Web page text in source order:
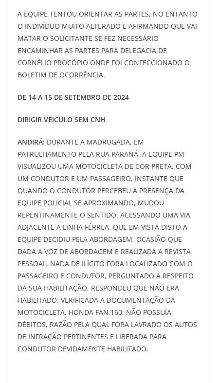
A EQUIPE TENTOU ORIENTAR AS PARTES, NO ENTANTO
O INDIVÍDUO MUITO ALTERADO E AFIRMANDO QUE VAI
MATAR O SOLICITANTE SE FEZ NECESSÁRIO
ENCAMINHAR AS PARTES PARA DELEGACIA DE
CORNÉLIO PROCÓPIO ONDE FOI CONFECCIONADO O
BOLETIM DE OCORRÊNCIA.
DE 14 A 15 DE SETEMBRO DE 2024
DIRIGIR VEICULO SEM CNH
ANDIRÁ: DURANTE A MADRUGADA, EM
PATRULHAMENTO PELA RUA PARANÁ, A EQUIPE PM
VISUALIZOU UMA MOTOCICLETA DE COR PRETA, COM
UM CONDUTOR E UM PASSAGEIRO, INSTANTE QUE
QUANDO O CONDUTOR PERCEBEU A PRESENÇA DA
EQUIPE POLICIAL SE APROXIMANDO, MUDOU
REPENTINAMENTE O SENTIDO, ACESSANDO UMA VIA
ADJACENTE A LINHA FÉRREA. QUE EM VISTA DISTO A
EQUIPE DECIDIU PELA ABORDAGEM, OCASIÃO QUE
DADA A VOZ DE ABORDAGEM E REALIZADA A REVISTA
PESSOAL, NADA DE ILÍCITO FORA LOCALIZADO COM O
PASSAGEIRO E CONDUTOR, PERGUNTADO A RESPEITO
DA SUA HABILITAÇÃO, RESPONDEU QUE NÃO ERA
HABILITADO. VERIFICADA A DOCUMENTAÇÃO DA
MOTOCICLETA, HONDA FAN 160, NÃO POSSUÍA
DÉBITOS, RAZÃO PELA QUAL FORA LAVRADO OS AUTOS
DE INFRAÇÃO PERTINENTES E LIBERADA PARA
CONDUTOR DEVIDAMENTE HABILITADO.